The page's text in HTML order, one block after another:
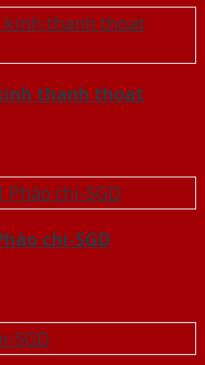
thanh thoat
chi-SGD